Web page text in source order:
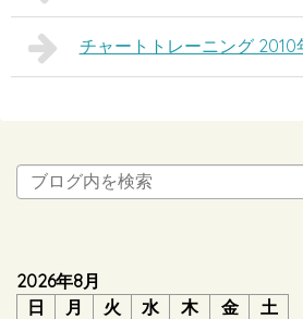
チャートトレーニング 2010
2026年8月
日
月 火 水 木 金
土